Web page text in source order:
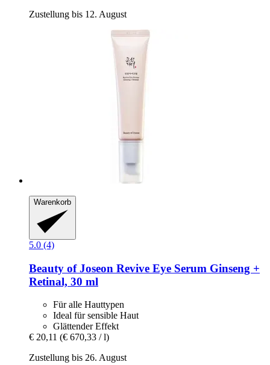
Zustellung bis 12. August
Warenkorb
5.0 (4)
Beauty of Joseon Revive Eye Serum Ginseng +
Retinal, 30 ml
Für alle Hauttypen
Ideal für sensible Haut
Glättender Effekt
€ 20,11 (€ 670,33 / l)
Zustellung bis 26. August